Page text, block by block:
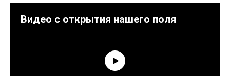
Видео с открытия нашего поля